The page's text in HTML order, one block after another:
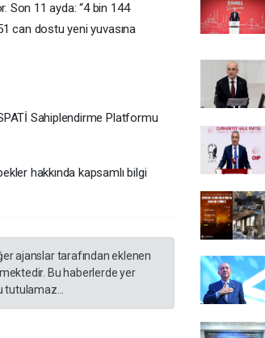
Son 11 ayda: “4 bin 144
can dostu yeni yuvasına
Sahiplendirme Platformu
hakkında kapsamlı bilgi
ajanslar tarafından eklenen
Bu haberlerde yer